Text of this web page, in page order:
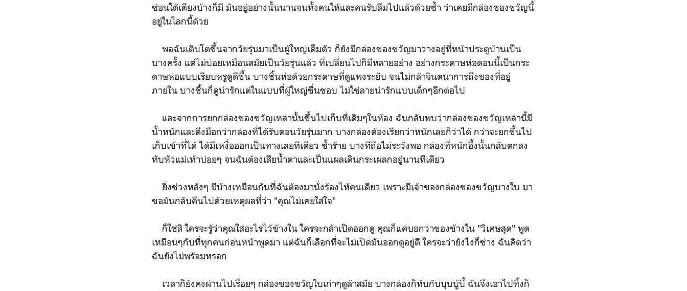
ซ่อนใต้เตียงบ้างก็มี มันอยู่อย่างนั้นนานจนทั้งคนให้และคนรับลืมไปแล้วด้วยซ้ำ ว่าเคยมีกล่องของขวัญนี้
อยู่ในโลกนี้ด้วย
พอฉันเติบโตขึ้นจากวัยรุ่นมาเป็นผู้ใหญ่เต็มตัว ก็ยังมีกล่องของขวัญมาวางอยู่ที่หน้าประตูบ้านเป็น
บางครั้ง แต่ไม่บ่อยเหมือนสมัยเป็นวัยรุ่นแล้ว ที่เปลี่ยนไปก็มีหลายอย่าง อย่างกระดาษห่อตอนนี้เป็นกระ
ดาษห่อแบบเรียบหรูดูดีขึ้น บางชิ้นห่อด้วยกระดาษที่ดูแพงระยับ จนไม่กล้าจินตนาการถึงของที่อยู่
ภายใน บางชิ้นก็ดูน่ารักแต่ในแบบที่ผู้ใหญ่ชื่นชอบ ไม่ใช่ลายน่ารักแบบเด็กๆอีกต่อไป
และจากการยกกล่องของขวัญเหล่านั้นขึ้นไปเก็บที่เดิมๆในห้อง ฉันกลับพบว่ากล่องของขวัญเหล่านี้มี
น้ำหนักและตึงมือกว่ากล่องที่ได้รับตอนวัยรุ่นมาก บางกล่องต้องเรียกว่าหนักเลยก็ว่าได้ กว่าจะยกขึ้นไป
เก็บเข้าที่ได้ ได้มีเหงื่อออกเป็นทางเลยทีเดียว ซ้ำร้าย บางทีถือไม่ระวังพอ กล่องที่หนักอึ้งนั้นกลับตกลง
ทับหัวแม่เท้าบ่อยๆ จนฉันต้องเสียน้ำตาและเป็นแผลเดินกระเผลกอยู่นานทีเดียว
ยิ่งช่วงหลังๆ มีบ้างเหมือนกันที่ฉันต้องมานั่งร้องไห้คนเดียว เพราะมีเจ้าของกล่องของขวัญบางใบ มา
ขอมันกลับคืนไปด้วยเหตุผลที่ว่า "คุณไม่เคยใส่ใจ"
ก็ใช่สิ ใครจะรู้ว่าคุณใส่อะไรไว้ข้างใน ใครจะกล้าเปิดออกดู คุณก็แค่บอกว่าของข้างใน "วิเศษสุด" พูด
เหมือนๆกับที่ทุกคนก่อนหน้าพูดมา แต่ฉันก็เลือกที่จะไม่เปิดมันออกดูอยู่ดี ใครจะว่ายังไงก็ช่าง ฉันคิดว่า
ฉันยังไม่พร้อมหรอก
เวลาก็ยังคงผ่านไปเรื่อยๆ กล่องของขวัญใบเก่าๆดูล้าสมัย บางกล่องก็ทับกับบุบบู้บี้ ฉันจึงเอาไปทิ้งก็